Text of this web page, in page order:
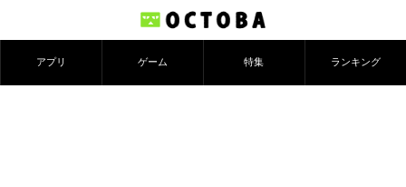
アプリ ゲーム 特集 ランキング